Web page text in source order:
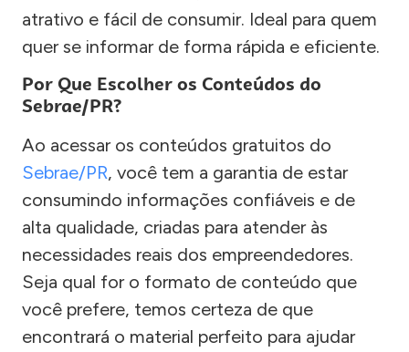
atrativo e fácil de consumir. Ideal para quem
quer se informar de forma rápida e eficiente.
Por Que Escolher os Conteúdos do
Sebrae/PR?
Ao acessar os conteúdos gratuitos do
Sebrae/PR, você tem a garantia de estar
consumindo informações confiáveis e de
alta qualidade, criadas para atender às
necessidades reais dos empreendedores.
Seja qual for o formato de conteúdo que
você prefere, temos certeza de que
encontrará o material perfeito para ajudar